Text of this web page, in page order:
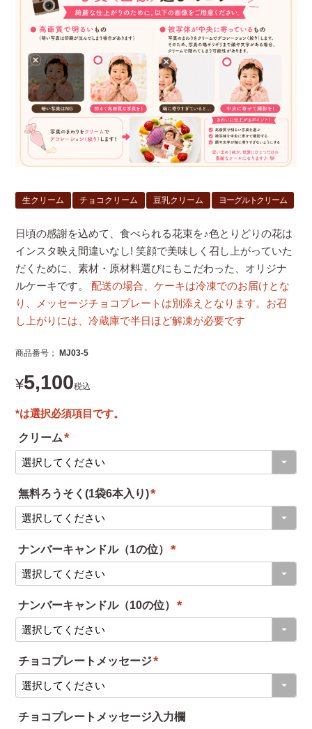
生クリーム チョコクリーム 豆乳クリーム ヨーグルトクリーム
日頃の感謝を込めて、食べられる花束を♪色とりどりの花は
インスタ映え間違いなし! 笑顔で美味しく召し上がっていた
だくために、素材・原材料選びにもこだわった、オリジナ
ルケーキです。配送の場合、ケーキは冷凍でのお届けとな
り、メッセージチョコプレートは別添えとなります。お召
し上がりには、冷蔵庫で半日ほど解凍が必要です
商品番号 MJ03-5
¥5,100税込
クリーム
(
必
須
)
無料ろうそく(1袋6本入り)
必
須
ナンバーキャンドル（1の位）
必
須
ナンバーキャンドル（10の位）
必
チョコプレートメッセージ
必
須
チョコプレートメッセージ入力欄